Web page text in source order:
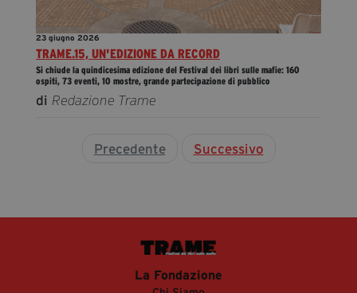
23 giugno 2026
TRAME.15, UN'EDIZIONE DA RECORD
Si chiude la quindicesima edizione del Festival dei libri sulle mafie: 160
ospiti, 73 eventi, 10 mostre, grande partecipazione di pubblico
di Redazione Trame
Precedente Successivo
La Fondazione